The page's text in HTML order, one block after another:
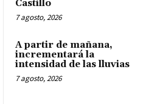
Castillo
7 agosto, 2026
A partir de mañana,
incrementará la
intensidad de las lluvias
7 agosto, 2026